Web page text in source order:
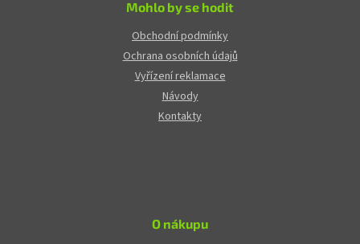
Mohlo by se hodit
Obchodní podmínky
Ochrana osobních údajů
Vyřízení reklamace
Návody
Kontakty
O nákupu